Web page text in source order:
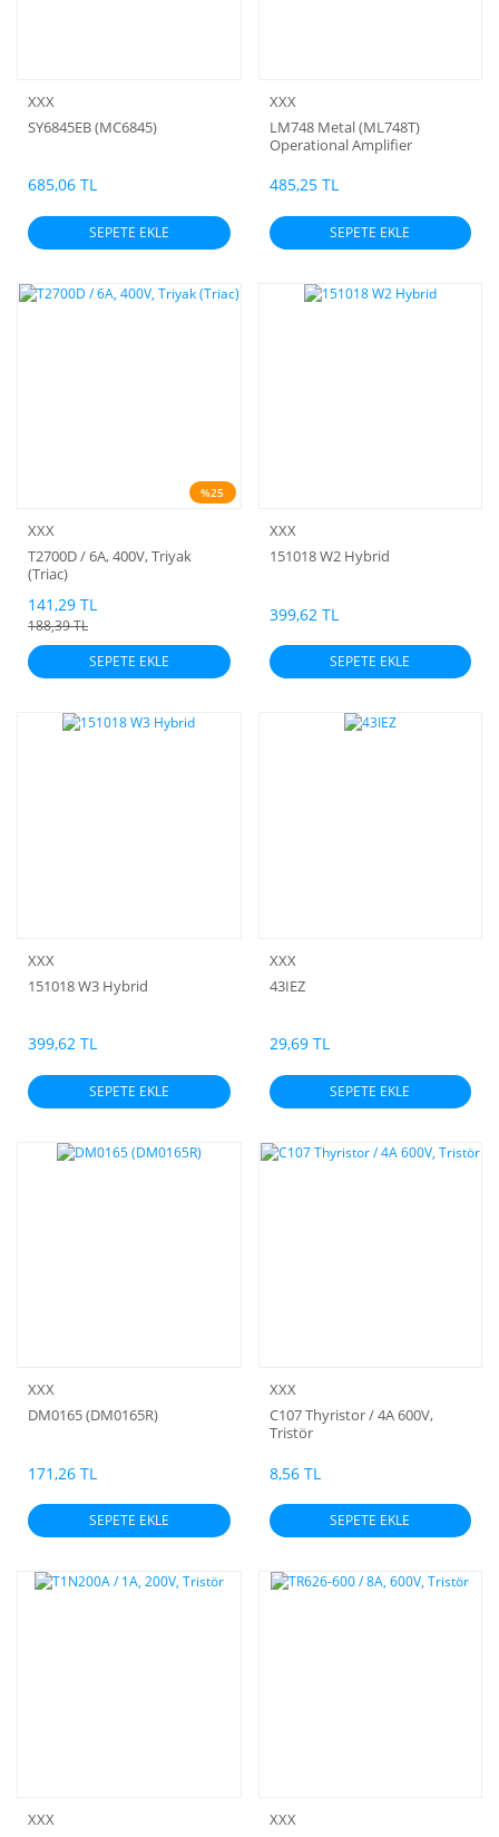
XXX
SY6845EB (MC6845)
685,06 TL
SEPETE EKLE
XXX
LM748 Metal (ML748T)
Operational Amplifier
485,25 TL
SEPETE EKLE
%25
XXX
T2700D / 6A, 400V, Triyak
(Triac)
141,29 TL
188,39 TL
SEPETE EKLE
XXX
151018 W2 Hybrid
399,62 TL
SEPETE EKLE
XXX
151018 W3 Hybrid
399,62 TL
SEPETE EKLE
XXX
43IEZ
29,69 TL
SEPETE EKLE
XXX
DM0165 (DM0165R)
171,26 TL
SEPETE EKLE
XXX
C107 Thyristor / 4A 600V,
Tristör
8,56 TL
SEPETE EKLE
XXX
XXX